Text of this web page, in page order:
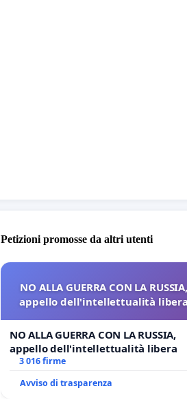
Petizioni promosse da altri utenti
NO ALLA GUERRA CON LA RUSSIA,
appello dell'intellettualità libera
NO ALLA GUERRA CON LA RUSSIA,
appello dell'intellettualità libera
3 016 firme
Avviso di trasparenza